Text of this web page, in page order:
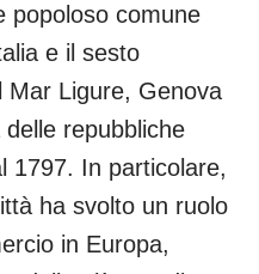
popoloso comune
e il sesto
Mar Ligure, Genova
repubbliche
1797. In particolare,
ha svolto un ruolo
in Europa,